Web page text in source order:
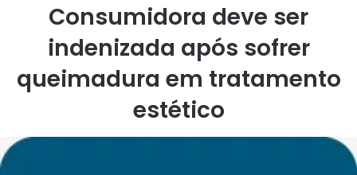
Consumidora deve ser
indenizada após sofrer
queimadura em tratamento
estético